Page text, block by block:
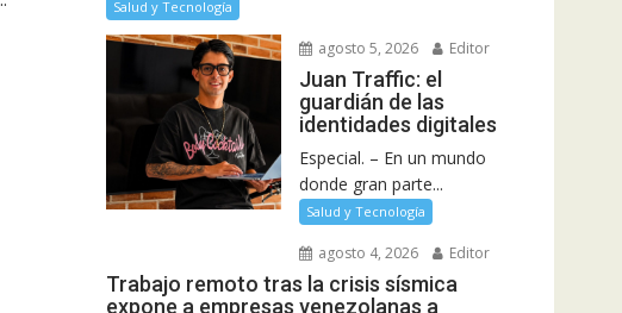
Salud y Tecnología
agosto 5, 2026 Editor
Juan Traffic: el
guardián de las
identidades digitales
Especial. – En un mundo
donde gran parte...
Salud y Tecnología
agosto 4, 2026 Editor
Trabajo remoto tras la crisis sísmica
expone a empresas venezolanas a